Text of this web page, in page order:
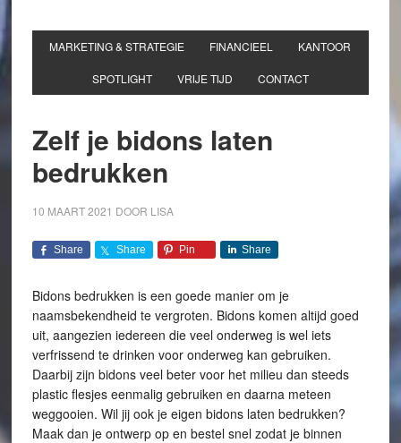
MARKETING & STRATEGIE FINANCIEEL KANTOOR
SPOTLIGHT VRIJE TIJD CONTACT
Zelf je bidons laten
bedrukken
10 MAART 2021 DOOR LISA
Share Share Pin Share
Bidons bedrukken is een goede manier om je
naamsbekendheid te vergroten. Bidons komen altijd goed
uit, aangezien iedereen die veel onderweg is wel iets
verfrissend te drinken voor onderweg kan gebruiken.
Daarbij zijn bidons veel beter voor het milieu dan steeds
plastic flesjes eenmalig gebruiken en daarna meteen
weggooien. Wil jij ook je eigen bidons laten bedrukken?
Maak dan je ontwerp op en bestel snel zodat je binnen